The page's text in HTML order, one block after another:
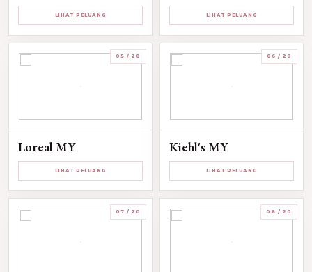
LIHAT PELUANG LIHAT PELUANG
05 / 20
Loreal MY
LIHAT PELUANG
06 / 20
Kiehl's MY
LIHAT PELUANG
07 / 20 08 / 20